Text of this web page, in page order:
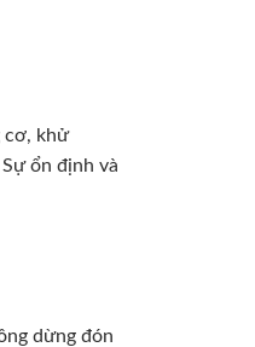
cơ, khử
ổn định và
dừng đón